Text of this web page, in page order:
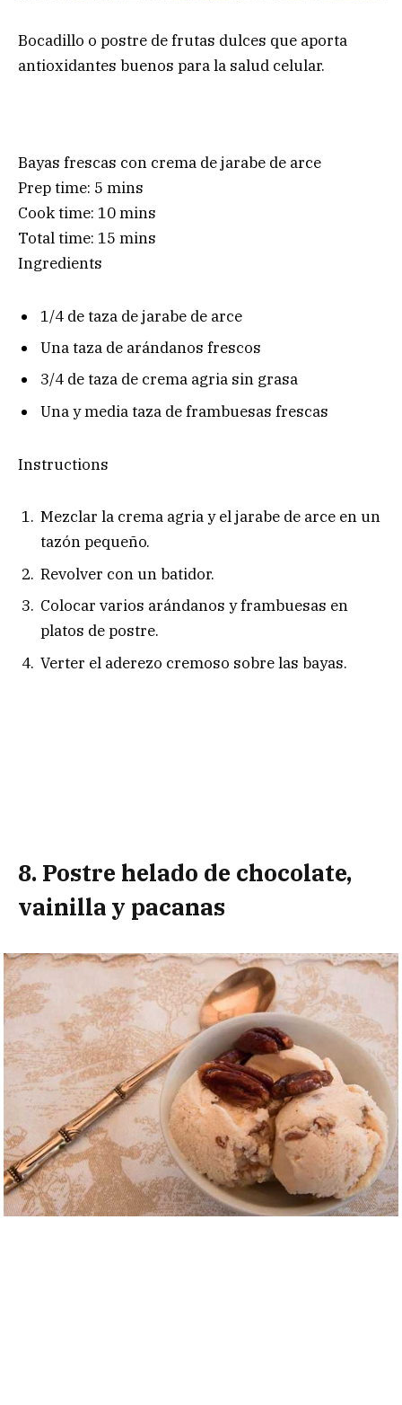
Bocadillo o postre de frutas dulces que aporta
antioxidantes buenos para la salud celular.
Bayas frescas con crema de jarabe de arce
Prep time: 5 mins
Cook time: 10 mins
Total time: 15 mins
Ingredients
1/4 de taza de jarabe de arce
Una taza de arándanos frescos
3/4 de taza de crema agria sin grasa
Una y media taza de frambuesas frescas
Instructions
Mezclar la crema agria y el jarabe de arce en un
tazón pequeño.
Revolver con un batidor.
Colocar varios arándanos y frambuesas en
platos de postre.
Verter el aderezo cremoso sobre las bayas.
8. Postre helado de chocolate,
vainilla y pacanas